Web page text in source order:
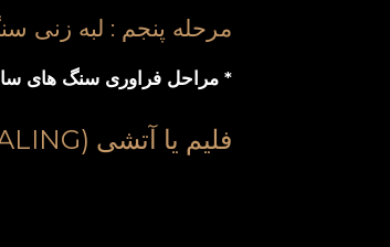
مرحله پنجم : لبه زنی
* مراحل فراوری سنگ های
فلیم یا آتشی (FLAME OR THERMALING)